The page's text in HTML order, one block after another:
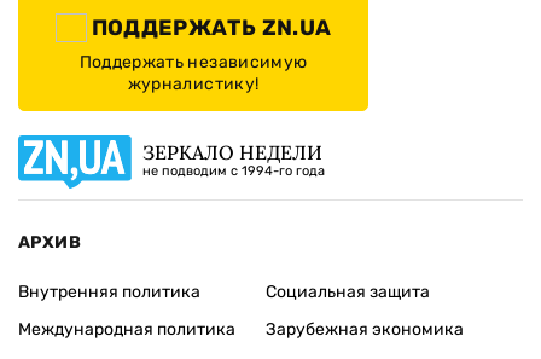
ПОДДЕРЖАТЬ ZN.UA
Поддержать независимую
журналистику!
ЗЕРКАЛО НЕДЕЛИ
не подводим с 1994-го года
АРХИВ
Внутренняя политика
Международная политика
Социальная защита
Зарубежная экономика